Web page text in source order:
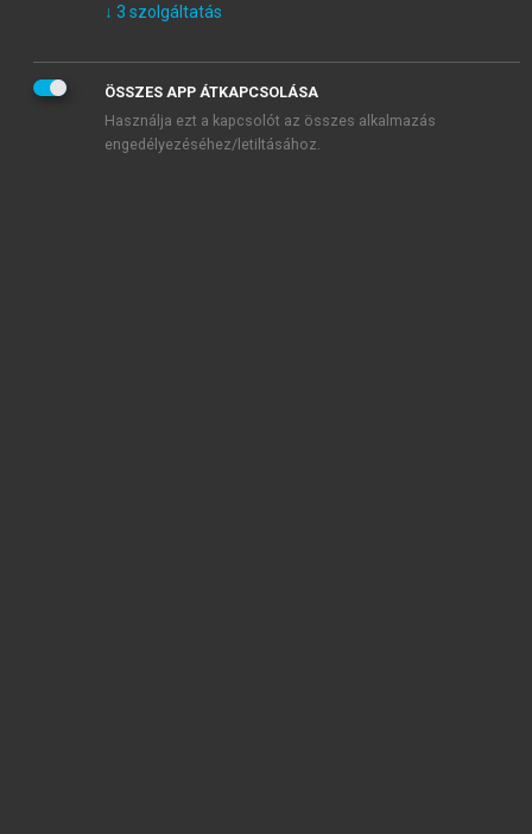
KIPRÓBÁLOM
↓ 3 szolgáltatás
ÖSSZES APP ÁTKAPCSOLÁSA
Használja ezt a kapcsolót az összes alkalmazás
engedélyezéséhez/letiltásához.